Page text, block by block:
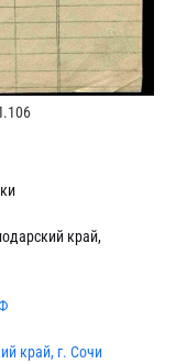
край,
край, г. Сочи